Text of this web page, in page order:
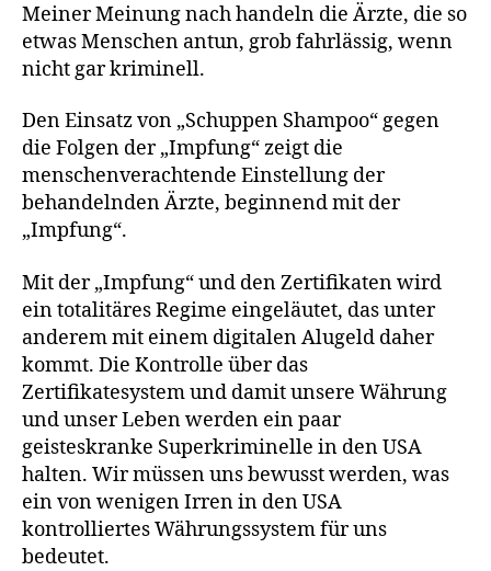
Meiner Meinung nach handeln die Ärzte, die so
etwas Menschen antun, grob fahrlässig, wenn
nicht gar kriminell.
Den Einsatz von „Schuppen Shampoo“ gegen
die Folgen der „Impfung“ zeigt die
menschenverachtende Einstellung der
behandelnden Ärzte, beginnend mit der
„Impfung“.
Mit der „Impfung“ und den Zertifikaten wird
ein totalitäres Regime eingeläutet, das unter
anderem mit einem digitalen Alugeld daher
kommt. Die Kontrolle über das
Zertifikatesystem und damit unsere Währung
und unser Leben werden ein paar
geisteskranke Superkriminelle in den USA
halten. Wir müssen uns bewusst werden, was
ein von wenigen Irren in den USA
kontrolliertes Währungssystem für uns
bedeutet.